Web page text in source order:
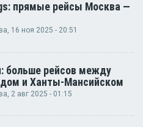
прямые рейсы Москва —
, 16 ноя 2025 - 20:51
больше рейсов между
и Ханты-Мансийском
, 2 авг 2025 - 01:15